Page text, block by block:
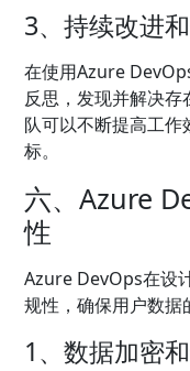
3、持续改进
在使用Azure
反思，发现并解决
队可以不断提高工作
标。
六、Azure
性
Azure DevOps在设
规性，确保用户数据
1、数据加密